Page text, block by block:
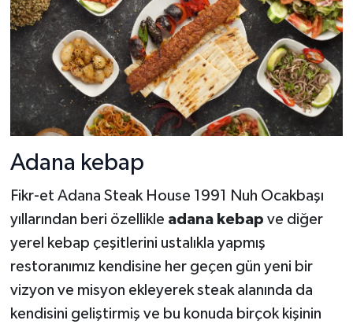
Adana kebap
Fikr-et Adana Steak House 1991 Nuh Ocakbaşı
yıllarından beri özellikle adana kebap ve diğer
yerel kebap çeşitlerini ustalıkla yapmış
restoranımız kendisine her geçen gün yeni bir
vizyon ve misyon ekleyerek steak alanında da
kendisini geliştirmiş ve bu konuda birçok kişinin